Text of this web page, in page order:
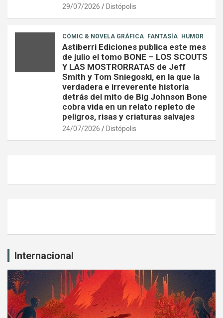
29/07/2026 Distópolis
CÓMIC & NOVELA GRÁFICA FANTASÍA HUMOR
Astiberri Ediciones publica este mes
de julio el tomo BONE – LOS SCOUTS
Y LAS MOSTRORRATAS de Jeff
Smith y Tom Sniegoski, en la que la
verdadera e irreverente historia
detrás del mito de Big Johnson Bone
cobra vida en un relato repleto de
peligros, risas y criaturas salvajes
24/07/2026 Distópolis
Internacional